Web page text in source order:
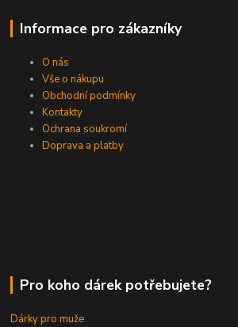
Informace pro zákazníky
O nás
Vše o nákupu
Obchodní podmínky
Kontakty
Ochrana soukromí
Doprava a platby
Pro koho dárek potřebujete?
Dárky pro muže